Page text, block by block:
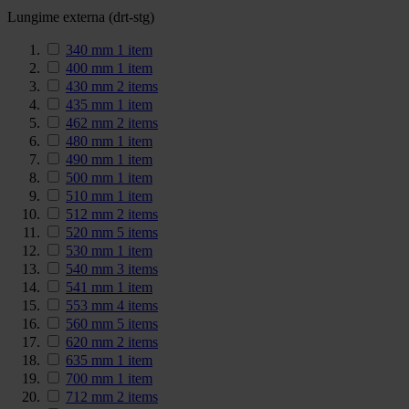
Lungime externa (drt-stg)
340 mm 1 item
400 mm 1 item
430 mm 2 items
435 mm 1 item
462 mm 2 items
480 mm 1 item
490 mm 1 item
500 mm 1 item
510 mm 1 item
512 mm 2 items
520 mm 5 items
530 mm 1 item
540 mm 3 items
541 mm 1 item
553 mm 4 items
560 mm 5 items
620 mm 2 items
635 mm 1 item
700 mm 1 item
712 mm 2 items